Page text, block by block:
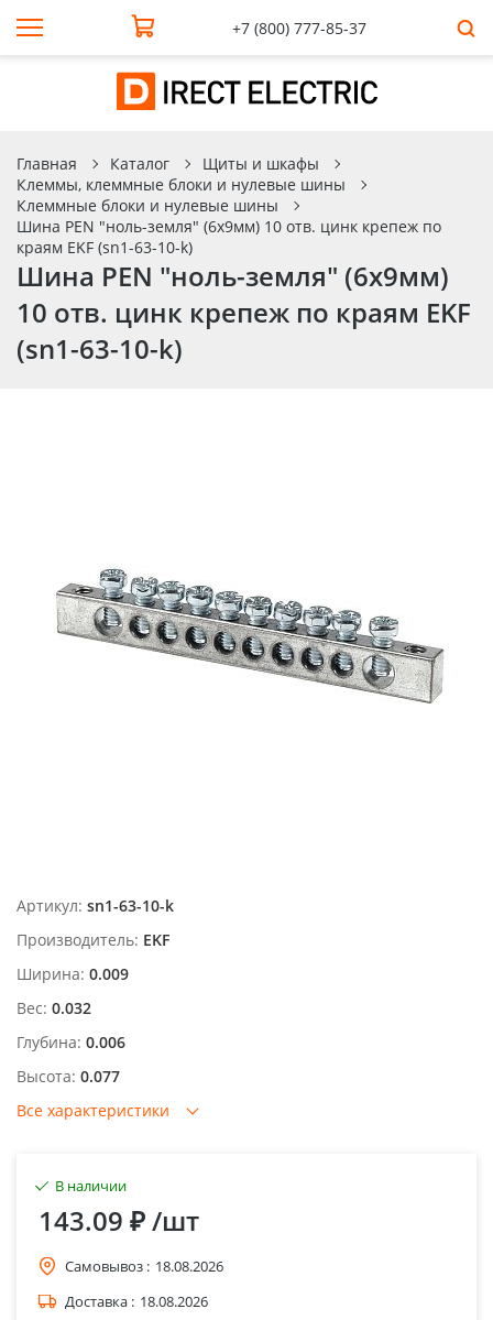
+7 (800) 777-85-37
Главная Каталог
Щиты и шкафы
Клеммы, клеммные блоки и нулевые шины
Клеммные блоки и нулевые шины
Шина PEN "ноль-земля" (6x9мм) 10 отв. цинк крепеж по
краям EKF (sn1-63-10-k)
Шина PEN "ноль-земля" (6x9мм)
10 отв. цинк крепеж по краям EKF
(sn1-63-10-k)
Артикул: sn1-63-10-k
Производитель: EKF
Ширина: 0.009
Вес: 0.032
Глубина: 0.006
Высота: 0.077
Все характеристики
В наличии
143.09 ₽/шт
Самовывоз : 18.08.2026
Доставка : 18.08.2026